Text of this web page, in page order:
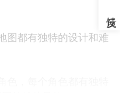
图都有独特的设计和难